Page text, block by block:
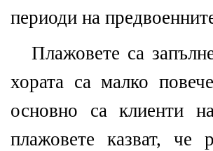
периоди на
Плажовете са
хората са малко
основно са клиенти
плажовете казват, че